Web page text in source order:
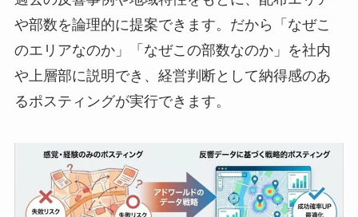
や部数を論理的に提案できます。だから「なぜこ
のエリアなのか」「なぜこの部数なのか」を社内
や上層部に説明でき、経営判断として納得感のあ
るポスティングが実行できます。